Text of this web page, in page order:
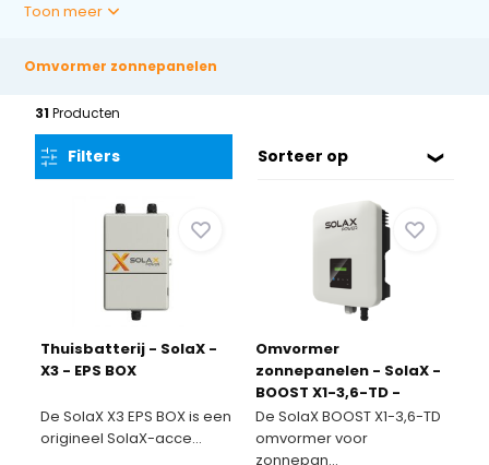
Toon meer
Omvormer zonnepanelen
31Producten
Filters Sorteer op
Thuisbatterij - SolaX -
X3 - EPS BOX
De SolaX X3 EPS BOX is een
origineel SolaX-acce...
Omvormer
zonnepanelen - SolaX -
BOOST X1-3,6-TD -
3.6kW
De SolaX BOOST X1-3,6-TD
omvormer voor
zonnepan...